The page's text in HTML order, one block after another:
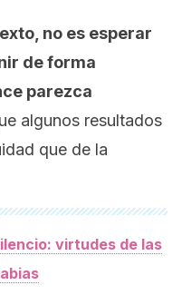
no es esperar
de forma
parezca
algunos resultados
que de la
virtudes de las